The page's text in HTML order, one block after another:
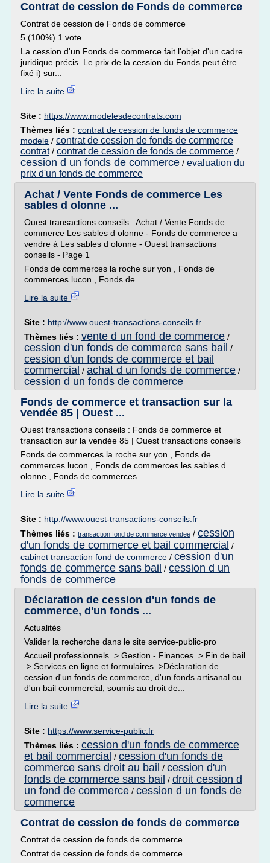
Contrat de cession de Fonds de commerce
Contrat de cession de Fonds de commerce
5 (100%) 1 vote
La cession d'un Fonds de commerce fait l'objet d'un cadre
juridique précis. Le prix de la cession du Fonds peut être
fixé i) sur...
Lire la suite
Site : https://www.modelesdecontrats.com
Thèmes liés : contrat de cession de fonds de commerce
modele / contrat de cession de fonds de commerce
contrat/ contrat de cession de fonds de commerce /
cession d un fonds de commerce / evaluation du
prix d'un fonds de commerce
Achat / Vente Fonds de commerce Les
sables d olonne ...
Ouest transactions conseils : Achat / Vente Fonds de
commerce Les sables d olonne - Fonds de commerce a
vendre à Les sables d olonne - Ouest transactions
conseils - Page 1
Fonds de commerces la roche sur yon , Fonds de
commerces lucon , Fonds de...
Lire la suite
Site : http://www.ouest-transactions-conseils.fr
Thèmes liés : vente d un fond de commerce /
cession d'un fonds de commerce sans bail /
cession d'un fonds de commerce et bail
commercial / achat d un fonds de commerce /
cession d un fonds de commerce
Fonds de commerce et transaction sur la
vendée 85 | Ouest ...
Ouest transactions conseils : Fonds de commerce et
transaction sur la vendée 85 | Ouest transactions conseils
Fonds de commerces la roche sur yon , Fonds de
commerces lucon , Fonds de commerces les sables d
olonne , Fonds de commerces...
Lire la suite
Site : http://www.ouest-transactions-conseils.fr
Thèmes liés : transaction fond de commerce vendee / cession
d'un fonds de commerce et bail commercial /
cabinet transaction fond de commerce / cession d'un
fonds de commerce sans bail / cession d un
fonds de commerce
Déclaration de cession d'un fonds de
commerce, d'un fonds ...
Actualités
Valider la recherche dans le site service-public-pro
Accueil professionnels > Gestion - Finances > Fin de bail
> Services en ligne et formulaires >Déclaration de
cession d'un fonds de commerce, d'un fonds artisanal ou
d'un bail commercial, soumis au droit de...
Lire la suite
Site : https://www.service-public.fr
Thèmes liés : cession d'un fonds de commerce
et bail commercial / cession d'un fonds de
commerce sans droit au bail / cession d'un
fonds de commerce sans bail / droit cession d
un fond de commerce / cession d un fonds de
commerce
Contrat de cession de fonds de commerce
Contrat de cession de fonds de commerce
Contrat de cession de fonds de commerce